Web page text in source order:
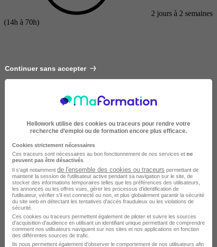
2 jours à 2 semaines
(14h à 70h)
Intermédiaire
Continuer sans accepter
Hellowork utilise des cookies ou traceurs pour rendre votre
recherche d’emploi ou de formation encore plus efficace.
Cookies strictement nécessaires
Ces traceurs sont nécessaires au bon fonctionnement de nos services et ne
peuvent pas être désactivés
Il s'agit notamment de l'ensemble des cookies ou traceurs permettant de
maintenir la session de l'utilisateur active pendant sa navigation sur le site, de
stocker des informations temporaires telles que les préférences des utilisateurs,
les annonces ou les offres vues, gérer les processus d'identification de
l'utilisateur, vérifier s'il est connecté ou non, et plus globalement garantir la sécurité
du site web en détectant les tentatives d'accès frauduleux ou les violations de
sécurité.
Ces cookies ou traceurs permettent également de piloter et suivre les sources
d'acquisition d'audience en utilisant un identifiant unique permettant de comprendre
comment nos utilisateurs naviguent sur nos sites et nos applications en fonction
des différentes sources de trafic.
Ils nous permettent également d’observer le comportement de nos utilisateurs afin